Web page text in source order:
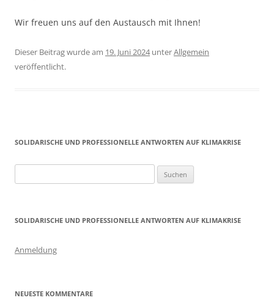
Wir freuen uns auf den Austausch mit Ihnen!
Dieser Beitrag wurde am 19. Juni 2024unterAllgemein
veröffentlicht.
SOLIDARISCHE UND PROFESSIONELLE ANTWORTEN AUF KLIMAKRISE
u
h
n
h
SOLIDARISCHE UND PROFESSIONELLE ANTWORTEN AUF KLIMAKRISE
Anmeldung
NEUESTE KOMMENTARE